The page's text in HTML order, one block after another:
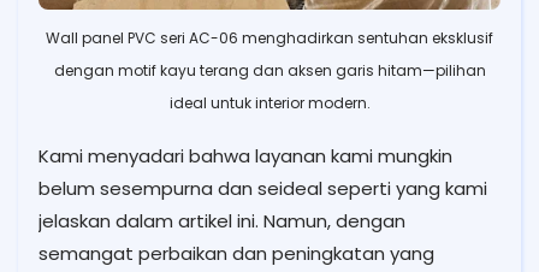
Wall panel PVC seri AC-06 menghadirkan sentuhan eksklusif
dengan motif kayu terang dan aksen garis hitam—pilihan
ideal untuk interior modern.
Kami menyadari bahwa layanan kami mungkin
belum sesempurna dan seideal seperti yang kami
jelaskan dalam artikel ini. Namun, dengan
semangat perbaikan dan peningkatan yang